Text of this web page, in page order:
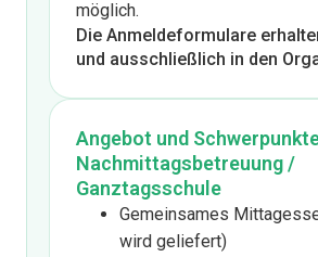
möglich.
Die Anmeldeformulare
und ausschließlich in den
Angebot und
Nachmittagsbetreuung /
Ganztagsschule
Gemeinsames
wird geliefert)